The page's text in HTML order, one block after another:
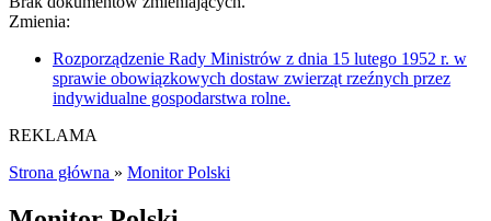
Zmienia:
Rozporządzenie Rady Ministrów z dnia 15 lutego 1952 r. w
sprawie obowiązkowych dostaw zwierząt rzeźnych przez
indywidualne gospodarstwa rolne.
REKLAMA
Strona główna » Monitor Polski